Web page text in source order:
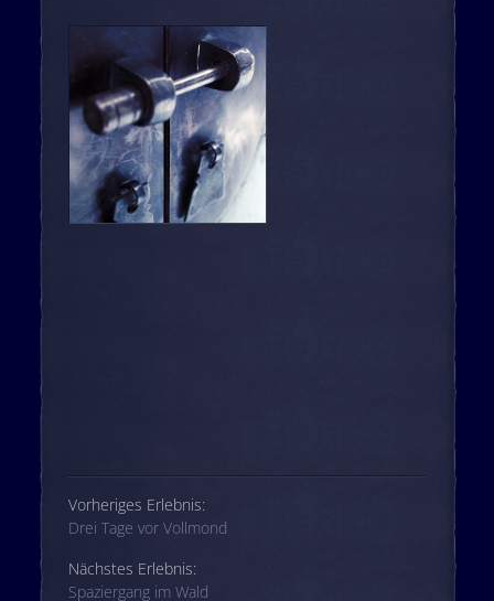
Beitrags-Navigation
Vorheriges Erlebnis:
Drei Tage vor Vollmond
Nächstes Erlebnis:
Spaziergang im Wald